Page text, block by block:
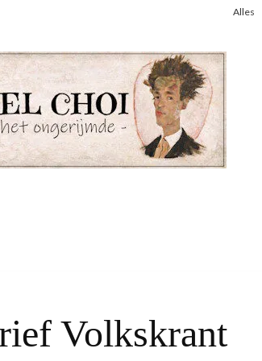
Alles
Volkskrant